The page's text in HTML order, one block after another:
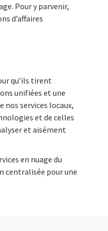
Pour y parvenir,
d’affaires
qu’ils tirent
unifiées et une
services locaux,
et de celles
et aisément
en nuage du
centralisée pour une